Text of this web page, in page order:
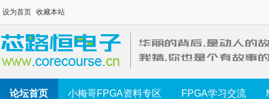
设为首页 收藏本站
论坛首页 小梅哥FPGA资料专区 FPGA学习交流